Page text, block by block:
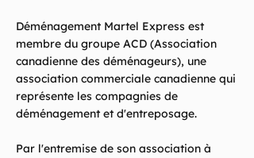
Déménagement Martel Express est
membre du groupe ACD (Association
canadienne des déménageurs), une
association commerciale canadienne qui
représente les compagnies de
déménagement et d'entreposage.
Par l'entremise de son association à